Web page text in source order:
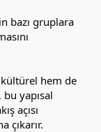
bazı gruplara
kültürel hem de
bu yapısal
açısı
çıkarır.